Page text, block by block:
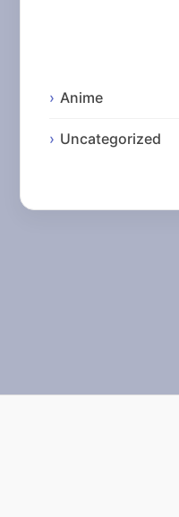
Anime
Uncategorized